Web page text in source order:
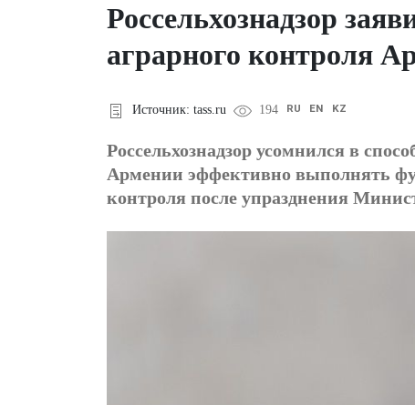
Россельхознадзор
аграрного контроля
Источник: tass.ru 194 RU EN KZ
Россельхознадзор усомнился в
Армении эффективно выполнять
контроля после упразднения